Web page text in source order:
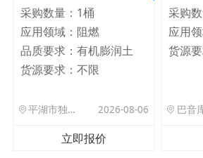
采购数量： 1桶
应用领域： 阻燃
品质要求： 有机膨润土
货源要求： 不限
平湖市独山港镇集港路 589 号 2026-08-06
立即报价
采购数
应用
货源